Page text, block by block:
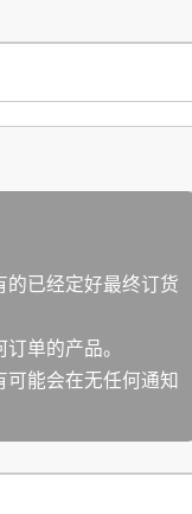
已经定好最终订货
单的产品。
可能会在无任何通知